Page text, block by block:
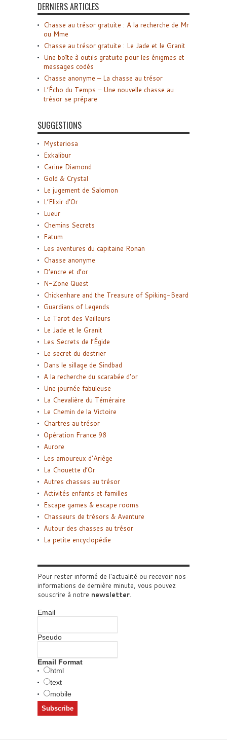
DERNIERS ARTICLES
Chasse au trésor gratuite : A la recherche de Mr
ou Mme
Chasse au trésor gratuite : Le Jade et le Granit
Une boîte à outils gratuite pour les énigmes et
messages codés
Chasse anonyme – La chasse au trésor
L’Écho du Temps – Une nouvelle chasse au
trésor se prépare
SUGGESTIONS
Mysteriosa
Exkalibur
Carine Diamond
Gold & Crystal
Le jugement de Salomon
L’Elixir d’Or
Lueur
Chemins Secrets
Fatum
Les aventures du capitaine Ronan
Chasse anonyme
D’encre et d’or
N-Zone Quest
Chickenhare and the Treasure of Spiking-Beard
Guardians of Legends
Le Tarot des Veilleurs
Le Jade et le Granit
Les Secrets de l’Égide
Le secret du destrier
Dans le sillage de Sindbad
A la recherche du scarabée d’or
Une journée fabuleuse
La Chevalière du Téméraire
Le Chemin de la Victoire
Chartres au trésor
Opération France 98
Aurore
Les amoureux d’Ariège
La Chouette d’Or
Autres chasses au trésor
Activités enfants et familles
Escape games & escape rooms
Chasseurs de trésors & Aventure
Autour des chasses au trésor
La petite encyclopédie
Pour rester informé de l'actualité ou recevoir nos
informations de dernière minute, vous pouvez
souscrire à notre newsletter.
Email
Pseudo
Email Format
html
text
mobile